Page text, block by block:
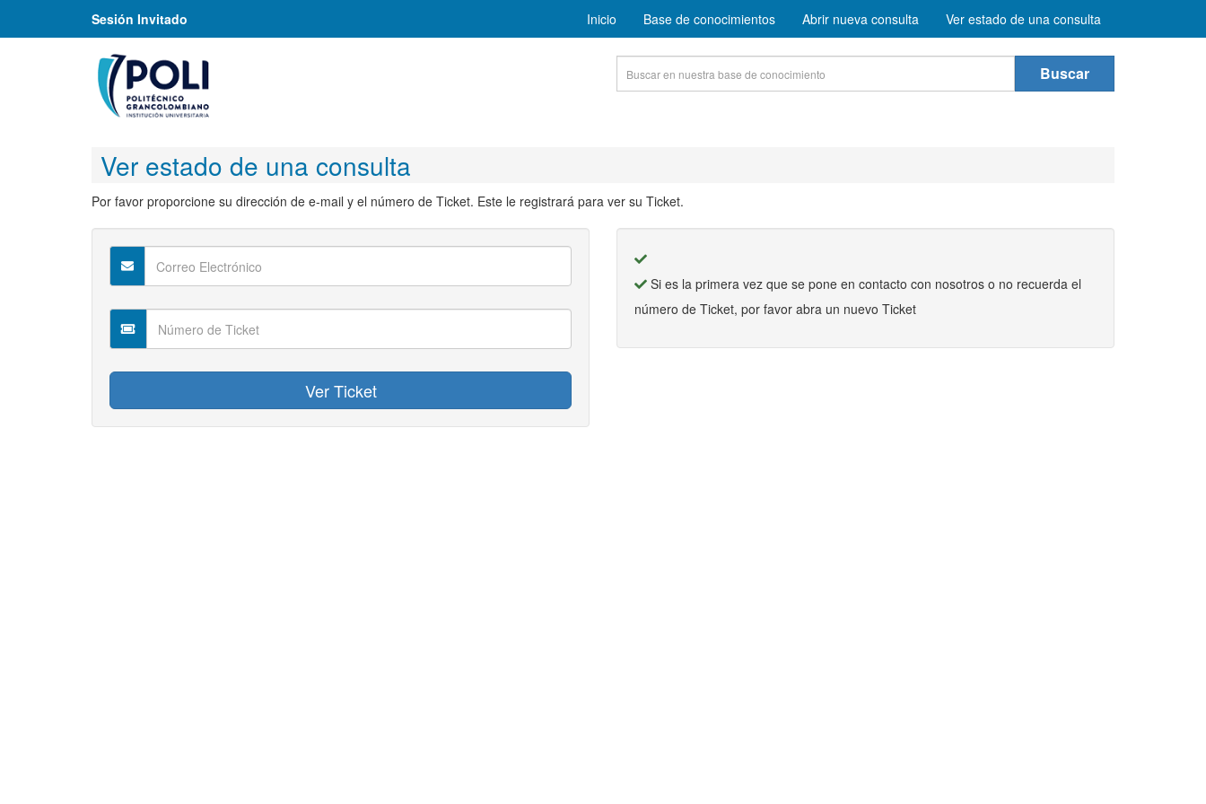
Sesión Invitado Inicio Base de conocimientos Abrir nueva consulta Ver estado de una consulta
Buscar
Ver estado de una consulta
Por favor proporcione su dirección de e-mail y el número de Ticket. Este le registrará para ver su Ticket.
Si es la primera vez que se pone en contacto con nosotros o no recuerda el
número de Ticket, por favor abra un nuevo Ticket